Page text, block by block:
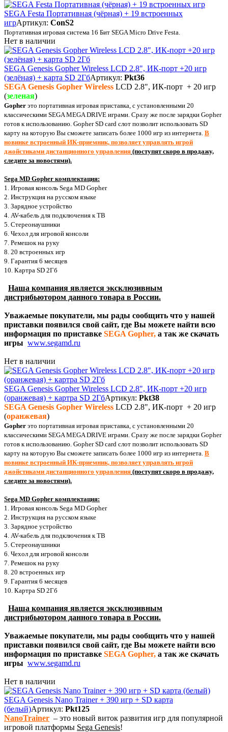
SEGA Festa Портативная (чёрная) + 19 встроенных
игрАртикул: ConS2
Портативная игровая система 16 Бит SEGA Micro Drive Festa
Нет в наличии
SEGA Genesis Gopher Wireless LCD 2.8", ИК-порт +20 игр
(зелёная) + карта SD 2ГбАртикул: Pkt36
SEGA Genesis Gopher Wireless LCD 2.8", ИК-порт + 20 игр
(зеленая)
Gopher это портативная игровая приставка, с установленными 20
классическими SEGA MEGA DRIVE играми. Сразу же после зарядки Gopher
готов к использованию. Gopher SD card слот позволит использовать SD
карту на которую Вы сможете записать более 1000 игр из интернета. В
новинке встроенный ИК-приемник, позволяет управлять игрой
джойстиками дистанционного управления (поступят скоро в продажу,
следите за новостями).
Sega MD Gopher комплектация:
1. Игровая консоль Sega MD Gopher
2. Инструкция на русском языке
3. Зарядное устройство
4. AV-кабель для подключения к ТВ
5. Стереонаушники
6. Чехол для игровой консоли
7. Ремешок на руку
8. 20 встроенных игр
9. Гарантия 6 месяцев
10. Картра SD 2Гб
Наша компания является эксклюзивным
дистрибьютором данного товара в России.
Уважаемые покупатели, мы рады сообщить что у нашей
приставки появился свой сайт, где Вы можете найти всю
информация по приставке SEGA Gopher, а так же скачать
игры www.segamd.ru
Нет в наличии
SEGA Genesis Gopher Wireless LCD 2.8", ИК-порт +20 игр
(оранжевая) + картра SD 2ГбАртикул: Pkt38
SEGA Genesis Gopher Wireless LCD 2.8", ИК-порт + 20 игр
(оранжевая)
Gopher это портативная игровая приставка, с установленными 20
классическими SEGA MEGA DRIVE играми. Сразу же после зарядки Gopher
готов к использованию. Gopher SD card слот позволит использовать SD
карту на которую Вы сможете записать более 1000 игр из интернета. В
новинке встроенный ИК-приемник, позволяет управлять игрой
джойстиками дистанционного управления (поступят скоро в продажу,
следите за новостями).
Sega MD Gopher комплектация:
1. Игровая консоль Sega MD Gopher
2. Инструкция на русском языке
3. Зарядное устройство
4. AV-кабель для подключения к ТВ
5. Стереонаушники
6. Чехол для игровой консоли
7. Ремешок на руку
8. 20 встроенных игр
9. Гарантия 6 месяцев
10. Картра SD 2Гб
Наша компания является эксклюзивным
дистрибьютором данного товара в России.
Уважаемые покупатели, мы рады сообщить что у нашей
приставки появился свой сайт, где Вы можете найти всю
информация по приставке SEGA Gopher, а так же скачать
игры www.segamd.ru
Нет в наличии
SEGA Genesis Nano Trainer + 390 игр + SD карта
(белый)Артикул: Pkt125
NanoTrainer – это новый виток развития игр для популярной
игровой платформы Sega Genesis!